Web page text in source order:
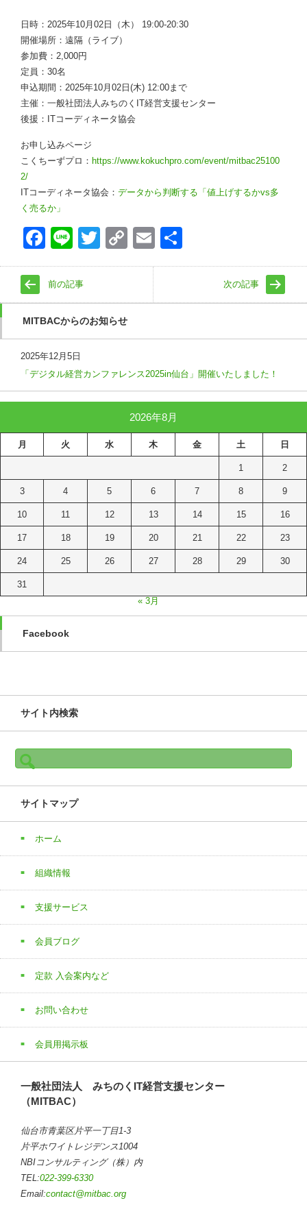
日時：2025年10月02日（木） 19:00-20:30
開催場所：遠隔（ライブ）
参加費：2,000円
定員：30名
申込期間：2025年10月02日(木) 12:00まで
主催：一般社団法人みちのくIT経営支援センター
後援：ITコーディネータ協会
お申し込みページ
こくちーずプロ： https://www.kokuchpro.com/event/mitbac25100
2/
ITコーディネータ協会： データから判断する「値上げするかvs多
く売るか」
Face Line Twitt Copy Emai
前の記事 次の記事
MITBACからのお知らせ
2025年12月5日
「デジタル経営カンファレンス2025in仙台」開催いたしました！
2026年8月
月 火 水 木 金 土 日
1 2
3 4 5 6 7 8 9
10 11 12 13 14 15 16
17 18 19 20 21 22 23
24 25 26 27 28 29 30
31
« 3月
Facebook
サイト内検索
検
索:
サイトマップ
ホーム
組織情報
支援サービス
会員ブログ
定款 入会案内など
お問い合わせ
会員用掲示板
一般社団法人 みちのくIT経営支援センター
（MITBAC）
仙台市青葉区片平一丁目1-3
片平ホワイトレジデンス1004
NBIコンサルティング（株）内
TEL:022-399-6330
Email:contact@mitbac.org